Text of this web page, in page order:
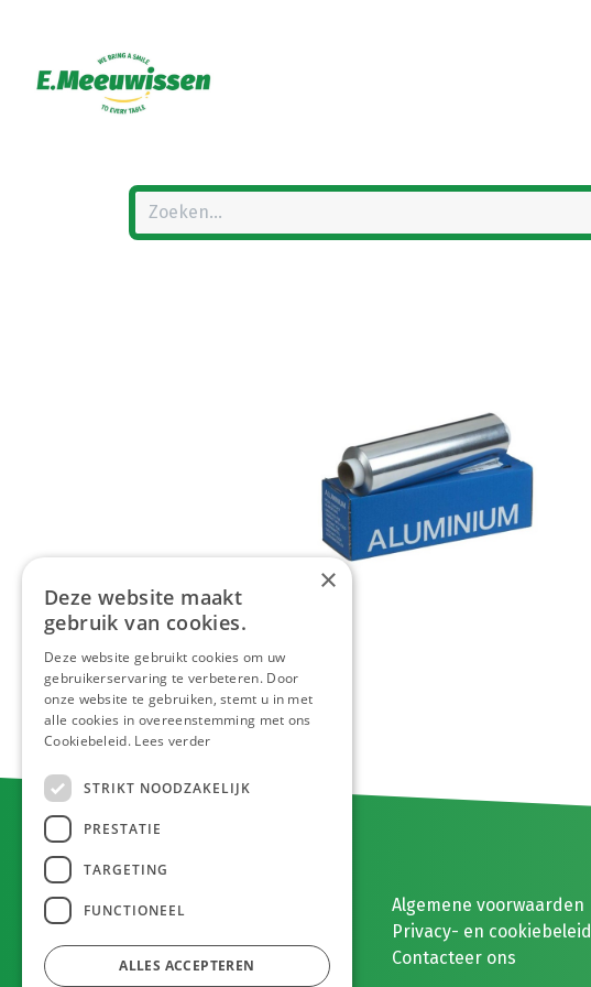
E. MEEUWISSEN BV
Gaston Eyskenslaan 2
3900 Pelt, België
Algemene voorwaarden
Privacy- en cookiebeleid
Contacteer ons
×
Deze website maakt
gebruik van cookies.
Deze website gebruikt cookies om uw
gebruikerservaring te verbeteren. Door
onze website te gebruiken, stemt u in met
alle cookies in overeenstemming met ons
Cookiebeleid. Lees verder
STRIKT NOODZAKELIJK
PRESTATIE
TARGETING
FUNCTIONEEL
ALLES ACCEPTEREN